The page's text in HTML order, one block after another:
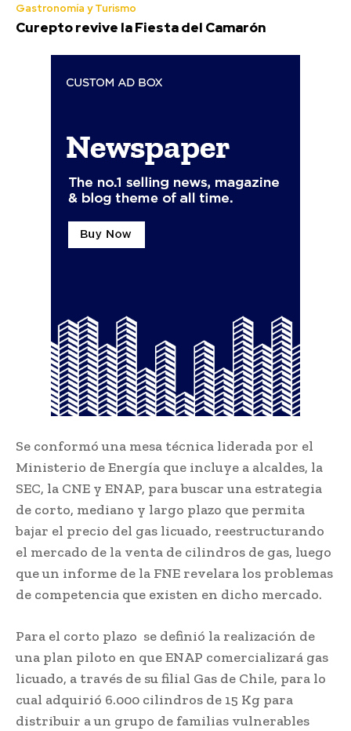
Gastronomía y Turismo
Curepto revive la Fiesta del Camarón
Se conformó una mesa técnica liderada por el
Ministerio de Energía que incluye a alcaldes, la
SEC, la CNE y ENAP, para buscar una estrategia
de corto, mediano y largo plazo que permita
bajar el precio del gas licuado, reestructurando
el mercado de la venta de cilindros de gas, luego
que un informe de la FNE revelara los problemas
de competencia que existen en dicho mercado.
Para el corto plazo se definió la realización de
una plan piloto en que ENAP comercializará gas
licuado, a través de su filial Gas de Chile, para lo
cual adquirió 6.000 cilindros de 15 Kg para
distribuir a un grupo de familias vulnerables